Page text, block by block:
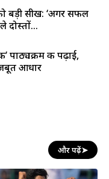
बड़ी सीख: ‘अगर सफल
दोस्तों...
पाठ्यक्रम की पढ़ाई,
आधार
और पढ़ें➤